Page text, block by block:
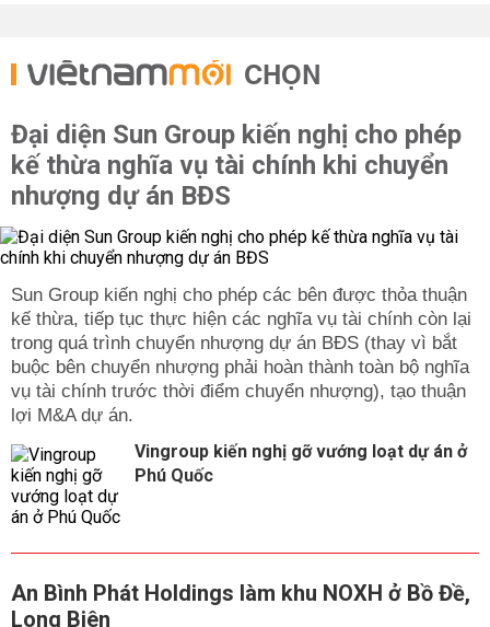
CHỌN
Đại diện Sun Group kiến nghị cho phép
kế thừa nghĩa vụ tài chính khi chuyển
nhượng dự án BĐS
Sun Group kiến nghị cho phép các bên được thỏa thuận
kế thừa, tiếp tục thực hiện các nghĩa vụ tài chính còn lại
trong quá trình chuyển nhượng dự án BĐS (thay vì bắt
buộc bên chuyển nhượng phải hoàn thành toàn bộ nghĩa
vụ tài chính trước thời điểm chuyển nhượng), tạo thuận
lợi M&A dự án.
Vingroup kiến nghị gỡ vướng loạt dự án ở
Phú Quốc
An Bình Phát Holdings làm khu NOXH ở Bồ Đề,
Long Biên